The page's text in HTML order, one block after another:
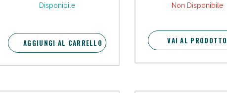
Disponibile
AGGIUNGI AL CARRELLO
Non Disponibile
VAI AL PRODOTTO